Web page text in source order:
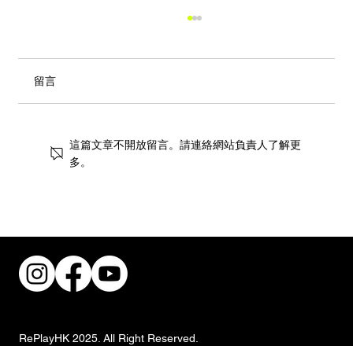
留言
這篇文章不開放留言。請連絡網站負責人了解更
多。
RePlayHK 2025. All Right Reserved.